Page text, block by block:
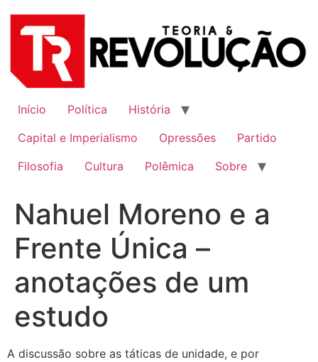
para
Início Política
História
Capital e Imperialismo
Opressões
Partido
Filosofia
Cultura Polêmica Sobre
Nahuel Moreno e a
Frente Única –
anotações de um
estudo
A discussão sobre as táticas de unidade, e por